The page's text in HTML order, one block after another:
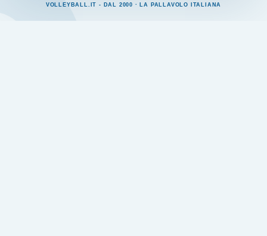
VOLLEYBALL.IT - DAL 2000 · LA PALLAVOLO ITALIANA